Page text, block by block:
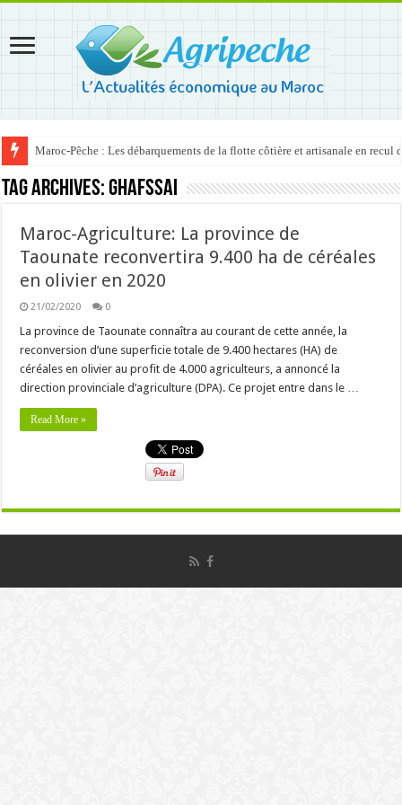
Maroc-Pêche : Les débarquements de la flotte côtière et artisanale en recul
Tag Archives:Ghafssai
Maroc-Agriculture: La province de
Taounate reconvertira 9.400 ha de céréales
en olivier en 2020
21/02/2020 0
La province de Taounate connaîtra au courant de cette année, la
reconversion d’une superficie totale de 9.400 hectares (HA) de
céréales en olivier au profit de 4.000 agriculteurs, a annoncé la
direction provinciale d’agriculture (DPA). Ce projet entre dans le …
Read More »